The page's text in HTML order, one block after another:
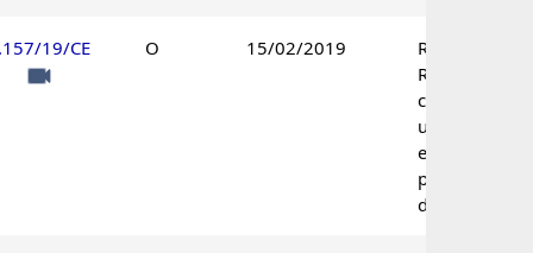
19/CE O 15/02/2019
Recurso de
Revisão
conhecido à
unanimidade
e não provido
por maioria
de votos.